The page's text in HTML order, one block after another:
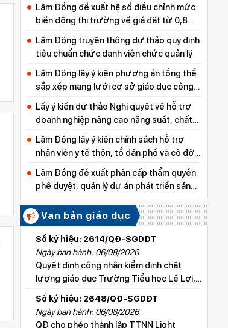
Lâm Đồng đề xuất hệ số điều chỉnh mức
biến động thị trường về giá đất từ 0,8
đến 5,0
Lâm Đồng truyền thông dự thảo quy định
tiêu chuẩn chức danh viên chức quản lý
Lâm Đồng lấy ý kiến phương án tổng thể
sắp xếp mạng lưới cơ sở giáo dục công
lập
Lấy ý kiến dự thảo Nghị quyết về hỗ trợ
doanh nghiệp nâng cao năng suất, chất
lượng sản phẩm
Lâm Đồng lấy ý kiến chính sách hỗ trợ
nhân viên y tế thôn, tổ dân phố và cô đỡ
thôn, bản
Lâm Đồng đề xuất phân cấp thẩm quyền
phê duyệt, quản lý dự án phát triển sản
xuất thuộc các chương trình mục tiêu
quốc gia
Văn bản giáo dục
Số ký hiệu: 2614/QĐ-SGDĐT
Ngày ban hành: 06/08/2026
Quyết định công nhận kiểm định chất
lượng giáo dục Trường Tiểu học Lê Lợi,
xã Hoài Đức
Số ký hiệu: 2648/QĐ-SGDĐT
Ngày ban hành: 06/08/2026
QĐ cho phép thành lập TTNN Light